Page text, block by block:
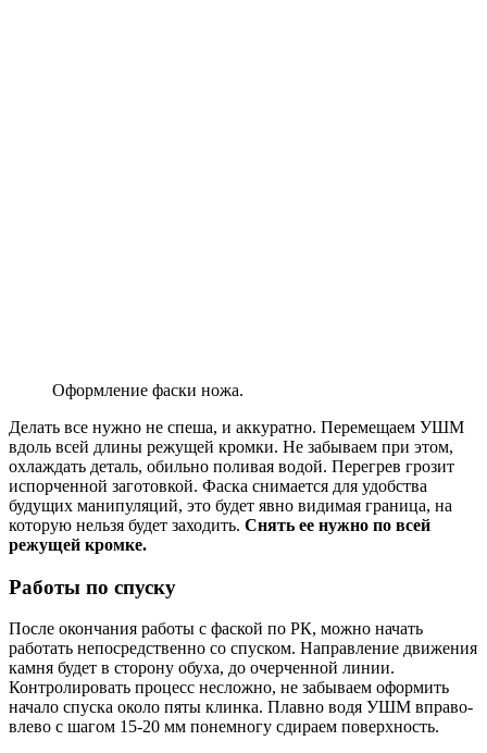
Оформление фаски ножа.
Делать все нужно не спеша, и аккуратно. Перемещаем УШМ
вдоль всей длины режущей кромки. Не забываем при этом,
охлаждать деталь, обильно поливая водой. Перегрев грозит
испорченной заготовкой. Фаска снимается для удобства
будущих манипуляций, это будет явно видимая граница, на
которую нельзя будет заходить. Снять ее нужно по всей
режущей кромке.
Работы по спуску
После окончания работы с фаской по РК, можно начать
работать непосредственно со спуском. Направление движения
камня будет в сторону обуха, до очерченной линии.
Контролировать процесс несложно, не забываем оформить
начало спуска около пяты клинка. Плавно водя УШМ вправо-
влево с шагом 15-20 мм понемногу сдираем поверхность.